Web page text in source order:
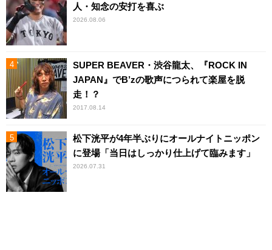
人・知念の安打を喜ぶ
2026.08.06
SUPER BEAVER・渋谷龍太、『ROCK IN
JAPAN』でB’zの歌声につられて楽屋を脱
走！？
2017.08.14
松下洸平が4年半ぶりにオールナイトニッポン
に登場「当日はしっかり仕上げて臨みます」
2026.07.31